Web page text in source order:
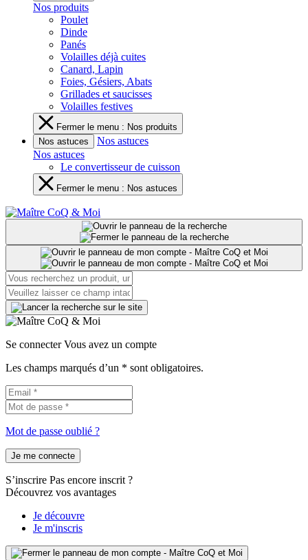
Nos produits
Poulet
Dinde
Panés
Volailles déjà cuites
Canard, Lapin
Foies, Gésiers, Abats
Grillades et saucisses
Volailles festives
Fermer le menu : Nos produits
Nos astuces
Nos astuces
Nos astuces
Le convertisseur de cuisson
Fermer le menu : Nos astuces
Se connecter Vous avez un compte
Les champs marqués d’un * sont obligatoires.
Mot de passe oublié ?
Je me connecte
S’inscrire Pas encore inscrit ?
Découvrez vos avantages
Je découvre
Je m'inscris